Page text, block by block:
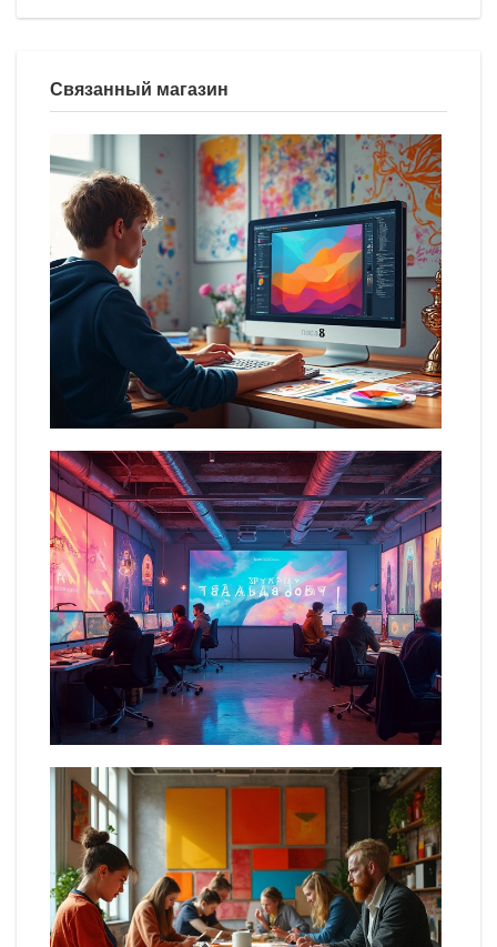
Связанный магазин